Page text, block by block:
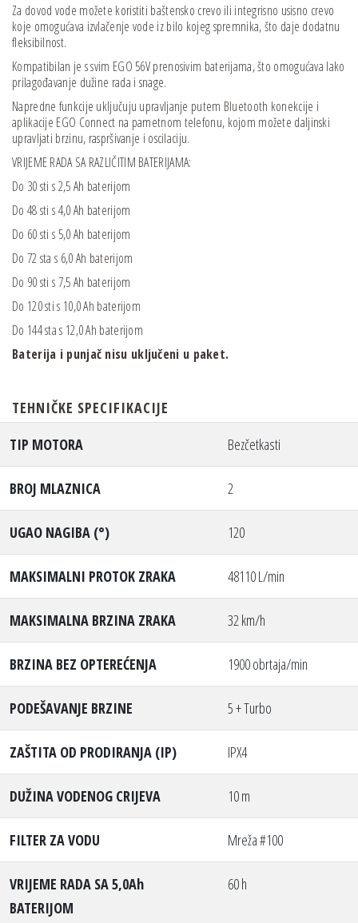
Za dovod vode možete koristiti baštensko crevo ili integrisno usisno crevo
koje omogućava izvlačenje vode iz bilo kojeg spremnika, što daje dodatnu
fleksibilnost.
Kompatibilan je s svim EGO 56V prenosivim baterijama, što omogućava lako
prilagođavanje dužine rada i snage.
Napredne funkcije uključuju upravljanje putem Bluetooth konekcije i
aplikacije EGO Connect na pametnom telefonu, kojom možete daljinski
upravljati brzinu, raspršivanje i oscilaciju.
VRIJEME RADA SA RAZLIČITIM BATERIJAMA:
Do 30 sti s 2,5 Ah baterijom
Do 48 sti s 4,0 Ah baterijom
Do 60 sti s 5,0 Ah baterijom
Do 72 sta s 6,0 Ah baterijom
Do 90 sti s 7,5 Ah baterijom
Do 120 sti s 10,0 Ah baterijom
Do 144 sta s 12,0 Ah baterijom
Baterija i punjač nisu uključeni u paket.
TEHNIČKE SPECIFIKACIJE
TIP MOTORA
Bezčetkasti
BROJ MLAZNICA 2
UGAO NAGIBA (°) 120
MAKSIMALNI PROTOK ZRAKA 48110 L/min
MAKSIMALNA BRZINA ZRAKA 32 km/h
BRZINA BEZ OPTEREĆENJA 1900 obrtaja/min
PODEŠAVANJE BRZINE 5 + Turbo
ZAŠTITA OD PRODIRANJA (IP) IPX4
DUŽINA VODENOG CRIJEVA 10 m
FILTER ZA VODU Mreža #100
VRIJEME RADA SA 5,0Ah
BATERIJOM
60 h